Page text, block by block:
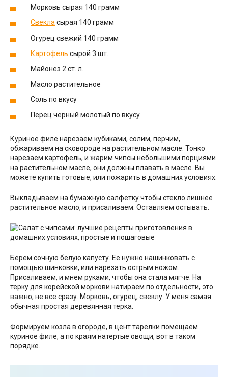
Морковь сырая 140 грамм
Свекласырая 140 грамм
Огурец свежий 140 грамм
Картофель сырой 3 шт.
Майонез 2 ст. л.
Масло растительное
Соль по вкусу
Перец черный молотый по вкусу
Куриное филе нарезаем кубиками, солим, перчим,
обжариваем на сковороде на растительном масле. Тонко
нарезаем картофель, и жарим чипсы небольшими порциями
на растительном масле, они должны плавать в масле. Вы
можете купить готовые, или пожарить в домашних условиях.
Выкладываем на бумажную салфетку чтобы стекло лишнее
растительное масло, и присаливаем. Оставляем остывать.
Берем сочную белую капусту. Ее нужно нашинковать с
помощью шинковки, или нарезать острым ножом.
Присаливаем, и мнем руками, чтобы она стала мягче. На
терку для корейской моркови натираем по отдельности, это
важно, не все сразу. Морковь, огурец, свеклу. У меня самая
обычная простая деревянная терка.
Формируем козла в огороде, в цент тарелки помещаем
куриное филе, а по краям натертые овощи, вот в таком
порядке.